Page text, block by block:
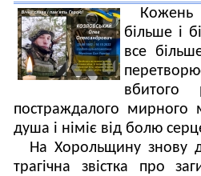
Кожень
більше і
все
вбитого
постраждалого мирного
душа і німіє від болю
На Хорольщину знову
трагічна звістка про